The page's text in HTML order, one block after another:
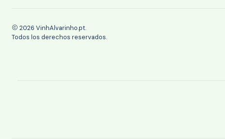
2026 VinhAlvarinho.pt.
Todos los derechos reservados.